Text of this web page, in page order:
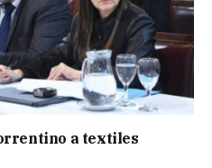
a textiles